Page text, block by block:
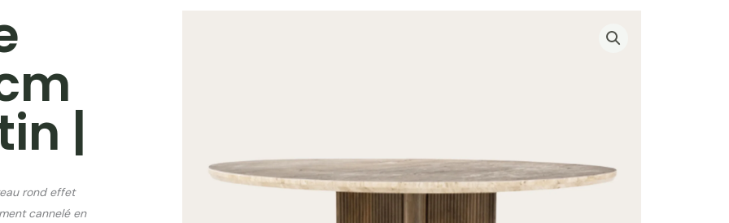
|
rond effet
cannelé en